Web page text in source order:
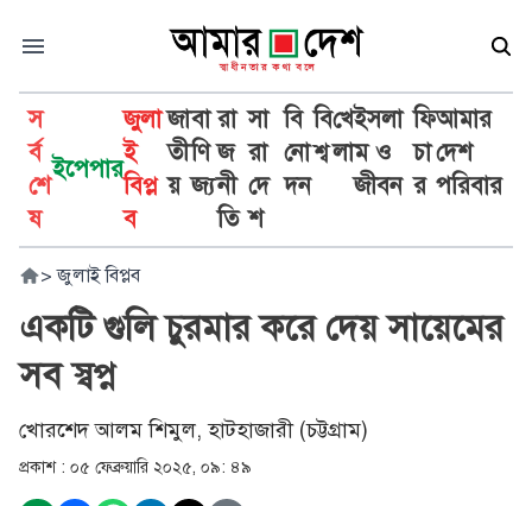
স
র্ব
শে
ষ
ইপেপার
জুলা
ই
বিপ্ল
ব
জা
তী
য়
বা
ণি
জ্য
রা
জ
নী
তি
সা
রা
দে
শ
বি
নো
দন
বি
শ্ব
খে
লা
ইসলা
ম ও
জীবন
ফি
চা
র
আমার
দেশ
পরিবার
> জুলাই বিপ্লব
একটি গুলি চুরমার করে দেয় সায়েমের
সব স্বপ্ন
খোরশেদ আলম শিমুল, হাটহাজারী (চট্টগ্রাম)
প্রকাশ : ০৫ ফেব্রুয়ারি ২০২৫, ০৯: ৪৯